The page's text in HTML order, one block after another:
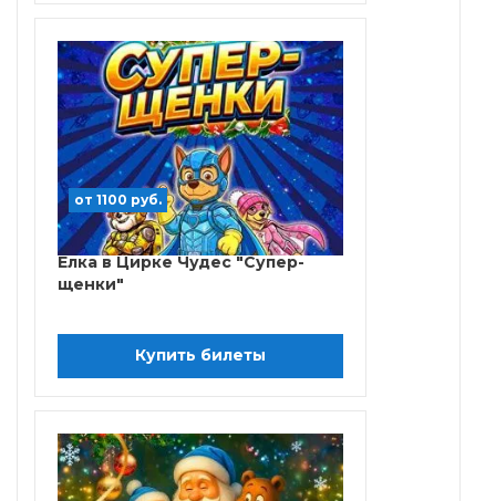
от 1100 руб.
Елка в Цирке Чудес "Супер-
щенки"
Купить билеты